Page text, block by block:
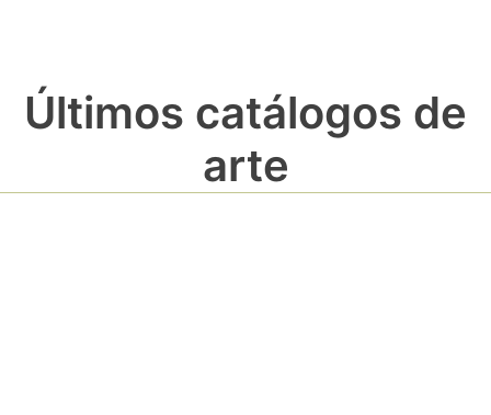
Últimos catálogos de
arte